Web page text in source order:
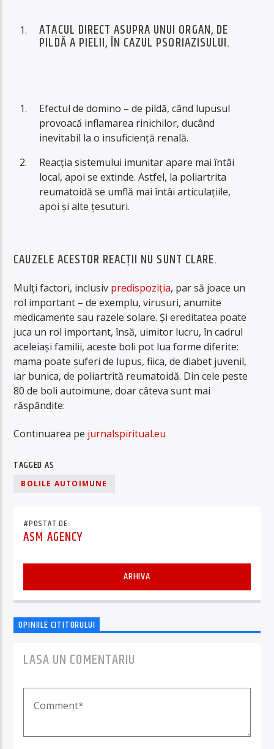
ATACUL DIRECT ASUPRA UNUI ORGAN, DE
PILDĂ A PIELII, ÎN CAZUL PSORIAZISULUI.
Efectul de domino – de pildă, când lupusul
provoacă inflamarea rinichilor, ducând
inevitabil la o insuficienţă renală.
Reacţia sistemului imunitar apare mai întâi
local, apoi se extinde. Astfel, la poliartrita
reumatoidă se umflă mai întâi articulaţiile,
apoi şi alte ţesuturi.
CAUZELE ACESTOR REACŢII NU SUNT CLARE.
Mulţi factori, inclusiv predispoziţia, par să joace un
rol important – de exemplu, virusuri, anumite
medicamente sau razele solare. Şi ereditatea poate
juca un rol important, însă, uimitor lucru, în cadrul
aceleiaşi familii, aceste boli pot lua forme diferite:
mama poate suferi de lupus, fiica, de diabet juvenil,
iar bunica, de poliartrită reumatoidă. Din cele peste
80 de boli autoimune, doar câteva sunt mai
răspândite:
Continuarea pe jurnalspiritual.eu
TAGGED AS
BOLILE AUTOIMUNE
#POSTAT DE
ASM AGENCY
ARHIVA
OPINIILE CITITORULUI
LASA UN COMENTARIU